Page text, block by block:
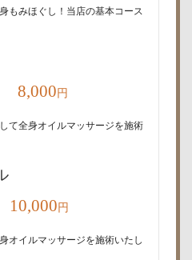
もみほぐし！当店の基本コース
8,000円
て全身オイルマッサージを施術
円
オイルマッサージを施術いたし